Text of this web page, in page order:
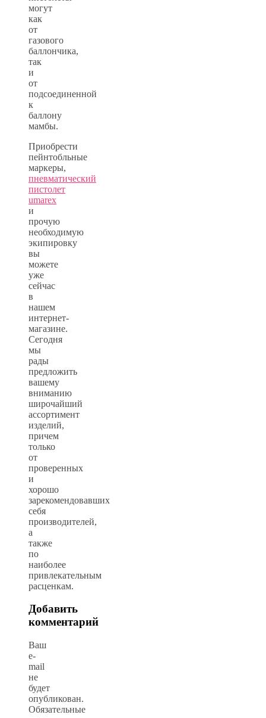
могут
как
от
газового
баллончика,
так
и
от
подсоединенной
к
баллону
мамбы.
Приобрести
пейнтобльные
маркеры,
пневматический
пистолет
umarex
и
прочую
необходимую
экипировку
вы
можете
уже
сейчас
в
нашем
интернет-
магазине.
Сегодня
мы
рады
предложить
вашему
вниманию
широчайший
ассортимент
изделий,
причем
только
от
проверенных
и
хорошо
зарекомендовавших
себя
производителей,
а
также
по
наиболее
привлекательным
расценкам.
Добавить
комментарий
Ваш
e-
mail
не
будет
опубликован.
Обязательные